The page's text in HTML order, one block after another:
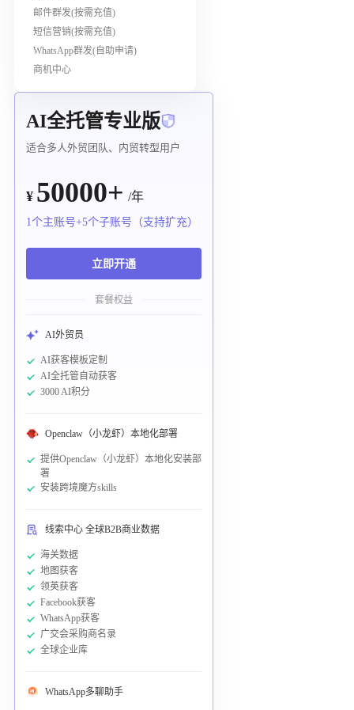
邮件群发(按需充值)
短信营销(按需充值)
WhatsApp群发(自助申请)
商机中心
AI全托管专业版
适合多人外贸团队、内贸转型用户
¥ 50000+ /年
1个主账号+5个子账号（支持扩充）
立即开通
套餐权益
AI外贸员
AI获客模板定制
AI全托管自动获客
3000 AI积分
Openclaw（小龙虾）本地化部署
提供Openclaw（小龙虾）本地化安装部
署
安装跨境魔方skills
线索中心 全球B2B商业数据
海关数据
地图获客
领英获客
Facebook获客
WhatsApp获客
广交会采购商名录
全球企业库
WhatsApp多聊助手